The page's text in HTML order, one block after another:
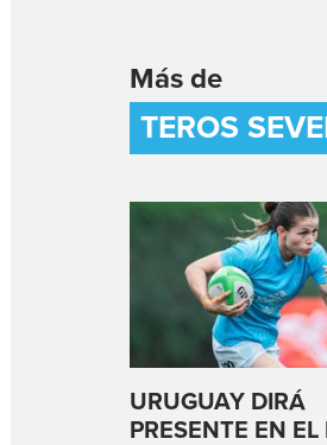
Más de
TEROS
URUGUAY DIRÁ
PRESENTE EN EL